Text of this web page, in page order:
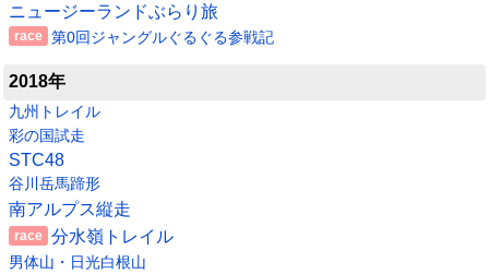
ニュージーランドぶらり旅
第0回ジャングルぐるぐる参戦記
2018年
九州トレイル
彩の国試走
STC48
谷川岳馬蹄形
南アルプス縦走
分水嶺トレイル
男体山・日光白根山